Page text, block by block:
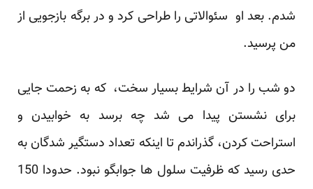
شدم. بعد او سئوالاتی را طراحی کرد و در برگه بازجویی از
من پرسید.
دو شب را در آن شرایط بسیار سخت، که به زحمت جایی
برای نشستن پیدا می شد چه برسد به خوابیدن و
استراحت کردن، گذراندم تا اینکه تعداد دستگیر شدگان به
حدی رسید که ظرفیت سلول ها جوابگو نبود. حدودا 150